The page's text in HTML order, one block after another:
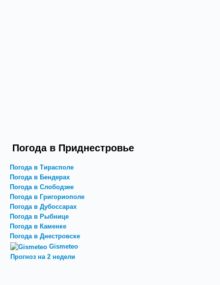
Погода в Приднестровье
Погода в Тирасполе
Погода в Бендерах
Погода в Слободзее
Погода в Григориополе
Погода в Дубоссарах
Погода в Рыбнице
Погода в Каменке
Погода в Днестровске
Gismeteo
Прогноз на 2 недели